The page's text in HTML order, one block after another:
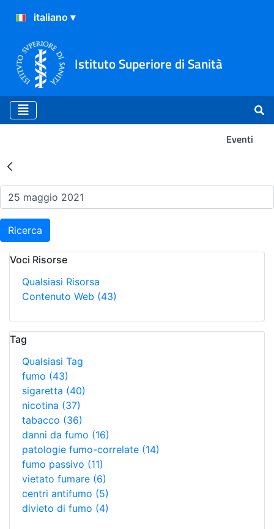
Istituto Superiore di Sanità
Eventi
Risultati della Ricerca -
Ricerca
Voci Risorse
Qualsiasi Risorsa
Contenuto Web (43)
Tag
Qualsiasi Tag
fumo (43)
sigaretta (40)
nicotina (37)
tabacco (36)
danni da fumo (16)
patologie fumo-correlate (14)
fumo passivo (11)
vietato fumare (6)
centri antifumo (5)
divieto di fumo (4)